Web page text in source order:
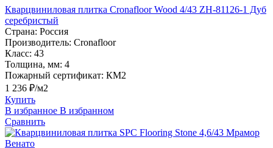
Кварцвиниловая плитка Cronafloor Wood 4/43 ZH-81126-1 Дуб
серебристый
Страна: Россия
Производитель: Cronafloor
Класс: 43
Толщина, мм: 4
Пожарный сертификат: КМ2
1 236 ₽/м2
Купить
В избранное В избранном
Сравнить